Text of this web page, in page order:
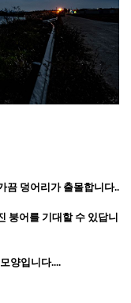
끔 덩어리가 출몰합니다..
붕어를 기대할 수 있답니
양입니다....